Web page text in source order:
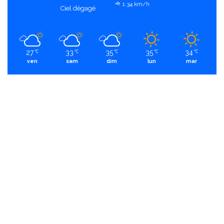
Ciel dégagé
1.34 km/h
27 ℃
ven
33 ℃
sam
35 ℃
dim
35 ℃
lun
34 ℃
mar